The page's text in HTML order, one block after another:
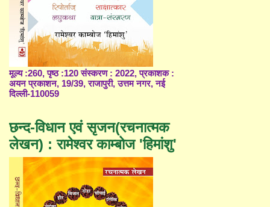
मूल्य :260, पृष्ठ :120 संस्करण : 2022, प्रकाशक :
अयन प्रकाशन, 19/39, राजापुरी, उत्तम नगर, नई
दिल्ली-110059
छन्द-विधान एवं सृजन(रचनात्मक
लेखन) : रामेश्वर काम्बोज 'हिमांशु'